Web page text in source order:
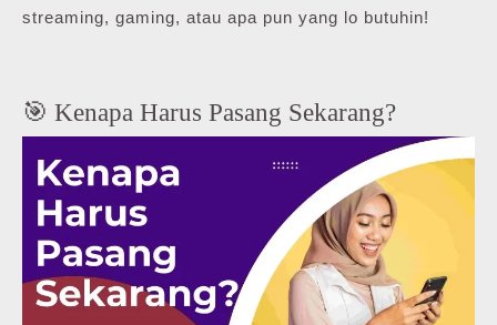
streaming, gaming, atau apa pun yang lo butuhin!
🎯 Kenapa Harus Pasang Sekarang?